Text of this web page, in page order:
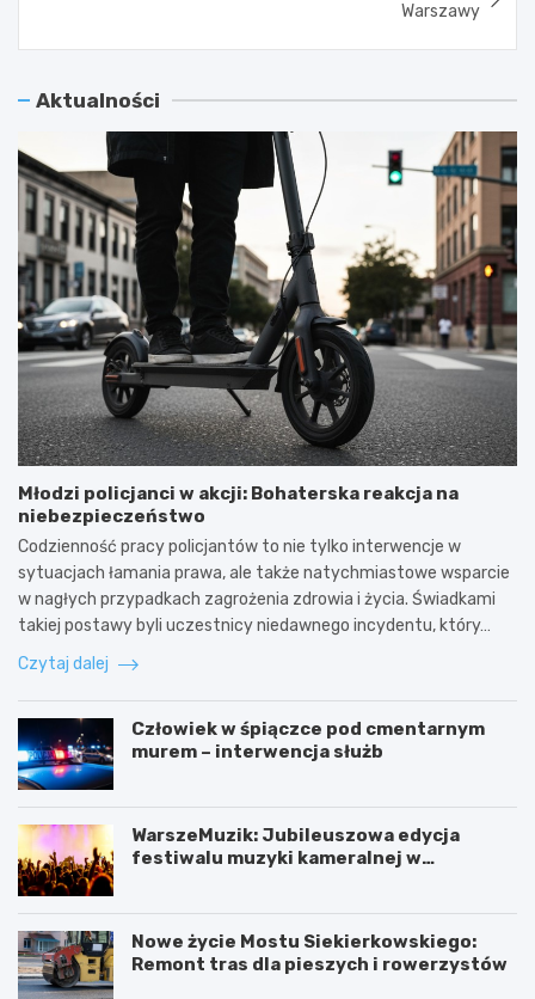
Warszawy
Aktualności
Młodzi policjanci w akcji: Bohaterska reakcja na
niebezpieczeństwo
Codzienność pracy policjantów to nie tylko interwencje w
sytuacjach łamania prawa, ale także natychmiastowe wsparcie
w nagłych przypadkach zagrożenia zdrowia i życia. Świadkami
takiej postawy byli uczestnicy niedawnego incydentu, który…
Czytaj dalej
Człowiek w śpiączce pod cmentarnym
murem – interwencja służb
WarszeMuzik: Jubileuszowa edycja
festiwalu muzyki kameralnej w
Nowe życie Mostu Siekierkowskiego:
Remont tras dla pieszych i rowerzystów